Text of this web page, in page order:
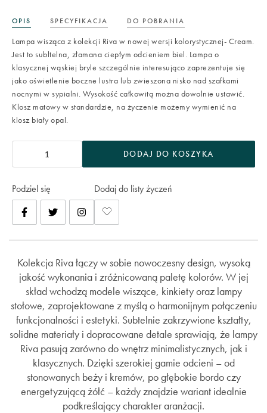
OPIS SPECYFIKACJA DO POBRANIA
Lampa wisząca z kolekcji Riva w nowej wersji kolorystycznej- Cream.
Jest to subltelna, złamana ciepłym odcieniem biel. Lampa o
klasycznej wąskiej bryle szczególnie interesująco zaprezentuje się
jako oświetlenie boczne lustra lub zwieszona nisko nad szafkami
nocnymi w sypialni. Wysokość całkowitą można dowolnie ustawić.
Klosz matowy w standardzie, na życzenie możemy wymienić na
klosz biały opal.
DODAJ DO KOSZYKA
Podziel się Dodaj do listy życzeń
Kolekcja Riva łączy w sobie nowoczesny design, wysoką
jakość wykonania i zróżnicowaną paletę kolorów. W jej
skład wchodzą modele wiszące, kinkiety oraz lampy
stołowe, zaprojektowane z myślą o harmonijnym połączeniu
funkcjonalności i estetyki. Subtelnie zakrzywione kształty,
solidne materiały i dopracowane detale sprawiają, że lampy
Riva pasują zarówno do wnętrz minimalistycznych, jak i
klasycznych. Dzięki szerokiej gamie odcieni – od
stonowanych beży i kremów, po głębokie bordo czy
energetyzującą żółć – każdy znajdzie wariant idealnie
podkreślający charakter aranżacji.